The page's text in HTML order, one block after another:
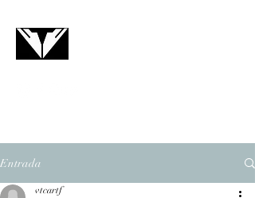
Entrada
vtcartf